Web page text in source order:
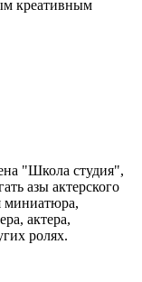
креативным
"Школа студия",
азы актерского
миниатюра,
актера,
ролях.